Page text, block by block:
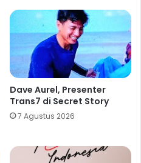
Dave Aurel, Presenter
Trans7 di Secret Story
7 Agustus 2026